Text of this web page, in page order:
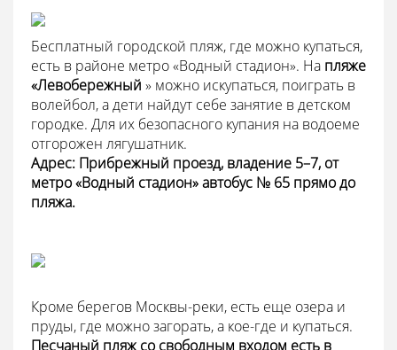
Бесплатный городской пляж, где можно купаться,
есть в районе метро «Водный стадион». На пляже
«Левобережный » можно искупаться, поиграть в
волейбол, а дети найдут себе занятие в детском
городке. Для их безопасного купания на водоеме
отгорожен лягушатник.
Адрес: Прибрежный проезд, владение 5–7, от
метро «Водный стадион» автобус № 65 прямо до
пляжа.
Кроме берегов Москвы-реки, есть еще озера и
пруды, где можно загорать, а кое-где и купаться.
Песчаный пляж со свободным входом есть в